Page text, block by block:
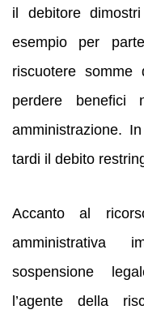
il debitore
esempio per
riscuotere
perdere benefici
amministrazione.
tardi il debito
Accanto al
amministrativa
sospensione
l’agente della